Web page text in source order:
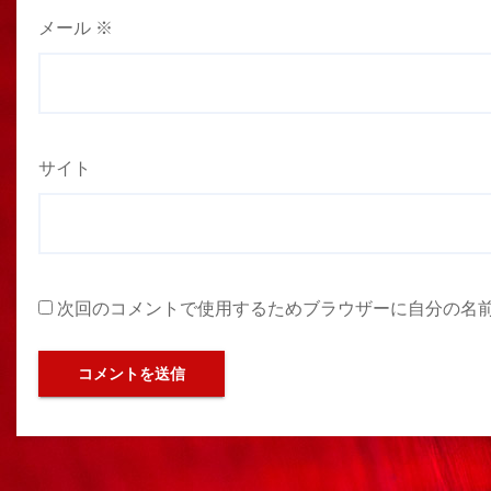
メール ※
サイト
次回のコメントで使用するためブラウザーに自分の名